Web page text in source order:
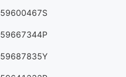
59600467S
59667344P
59687835Y